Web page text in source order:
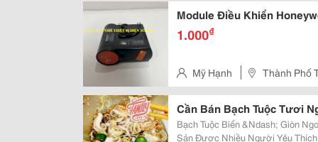
Module Điều Khiển
1.000₫
Mỹ Hạnh Thành Phố
Cần Bán Bạch Tuộc Tươi
Bạch Tuộc Biển &Ndash; Giòn Ngon, Ngọt Đậm Bạch
Sản Được Nhiều Người Yêu